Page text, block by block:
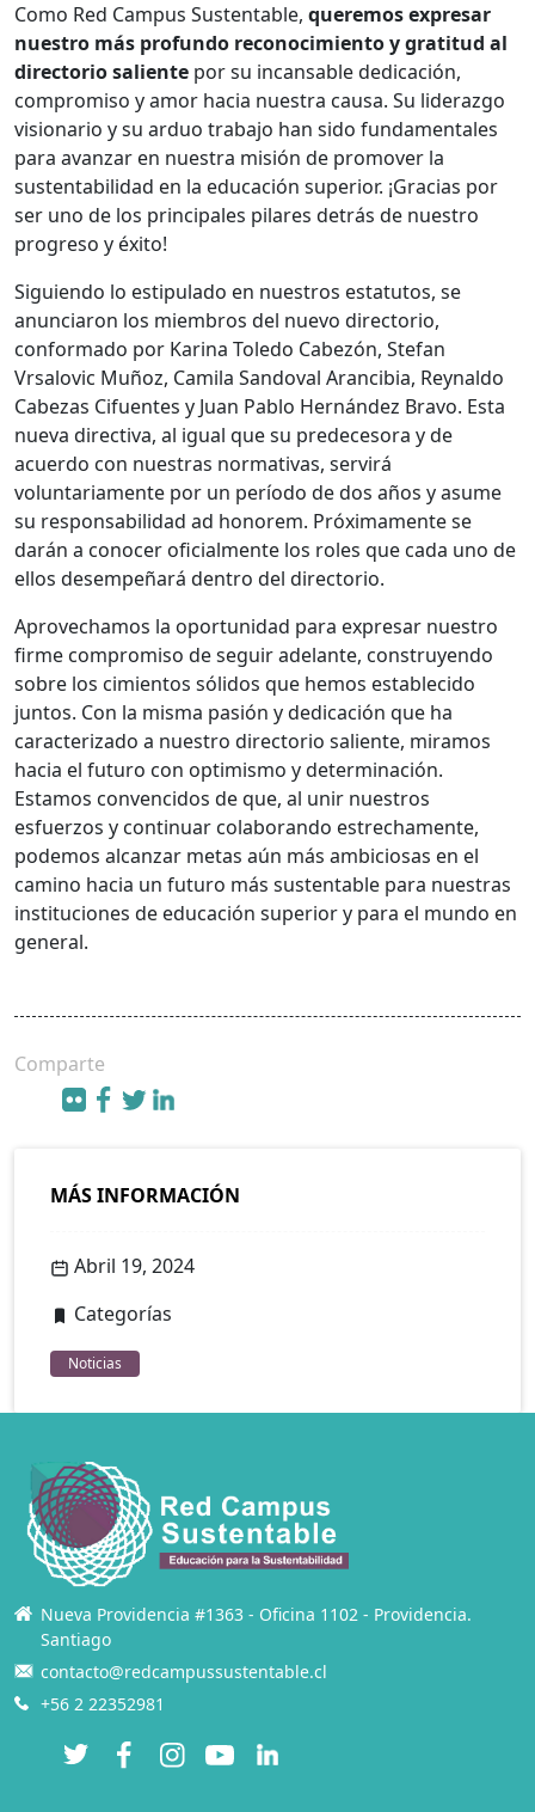
Como Red Campus Sustentable, queremos expresar
nuestro más profundo reconocimiento y gratitud al
directorio saliente por su incansable dedicación,
compromiso y amor hacia nuestra causa. Su liderazgo
visionario y su arduo trabajo han sido fundamentales
para avanzar en nuestra misión de promover la
sustentabilidad en la educación superior. ¡Gracias por
ser uno de los principales pilares detrás de nuestro
progreso y éxito!
Siguiendo lo estipulado en nuestros estatutos, se
anunciaron los miembros del nuevo directorio,
conformado por Karina Toledo Cabezón, Stefan
Vrsalovic Muñoz, Camila Sandoval Arancibia, Reynaldo
Cabezas Cifuentes y Juan Pablo Hernández Bravo. Esta
nueva directiva, al igual que su predecesora y de
acuerdo con nuestras normativas, servirá
voluntariamente por un período de dos años y asume
su responsabilidad ad honorem. Próximamente se
darán a conocer oficialmente los roles que cada uno de
ellos desempeñará dentro del directorio.
Aprovechamos la oportunidad para expresar nuestro
firme compromiso de seguir adelante, construyendo
sobre los cimientos sólidos que hemos establecido
juntos. Con la misma pasión y dedicación que ha
caracterizado a nuestro directorio saliente, miramos
hacia el futuro con optimismo y determinación.
Estamos convencidos de que, al unir nuestros
esfuerzos y continuar colaborando estrechamente,
podemos alcanzar metas aún más ambiciosas en el
camino hacia un futuro más sustentable para nuestras
instituciones de educación superior y para el mundo en
general.
Comparte
MÁS INFORMACIÓN
Abril 19, 2024
Categorías
Noticias
Nueva Providencia #1363 - Oficina 1102 - Providencia.
Santiago
contacto@redcampussustentable.cl
+56 2 22352981
Twitter FacebookInstagramYouTubeLinkedIn